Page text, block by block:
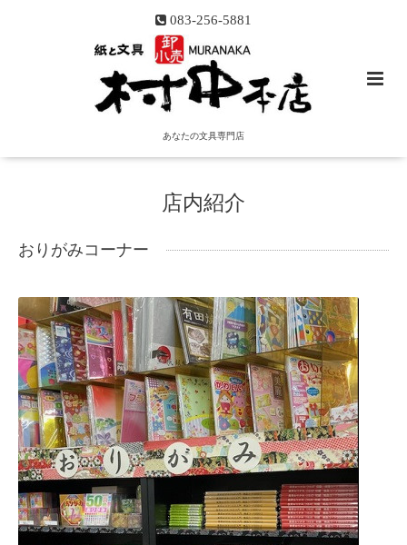
083-256-5881
あなたの文具専門店
店内紹介
おりがみコーナー